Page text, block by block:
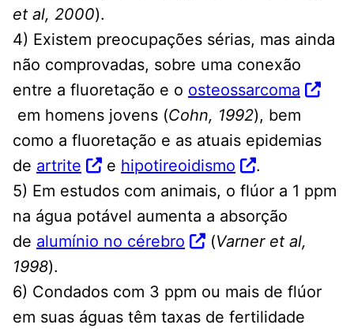
et al, 2000).
4) Existem preocupações sérias, mas ainda
não comprovadas, sobre uma conexão
entre a fluoretação e o osteossarcoma
em homens jovens (Cohn, 1992), bem
como a fluoretação e as atuais epidemias
de artrite e hipotireoidismo
.
5) Em estudos com animais, o flúor a 1 ppm
na água potável aumenta a absorção
de alumínio no cérebro (Varner et al,
1998).
6) Condados com 3 ppm ou mais de flúor
em suas águas têm taxas de fertilidade